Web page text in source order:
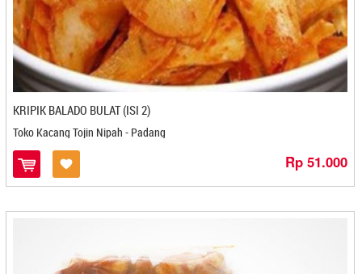
Hj Baniyah - Cilegon
Hj. Eha Malingping - Cilegon
HJ. Novilda - Banjarbaru
Ice Snack - Pekanbaru
Ijaaba - Mojokerto
Ikkmel Tri - Cilacap
Ikm Bilal Ekar Snack - Gorontalo
Ikm Dahlia - Gorontalo
Ima's Cake & Bakery - Cirebon
KRIPIK BALADO BULAT (ISI 2)
Toko Kacang Tojin Nipah - Padang
Rp 51.000